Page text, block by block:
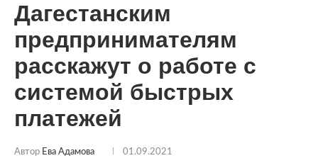
Дагестанским
предпринимателям
расскажут о работе с
системой быстрых
платежей
Автор Ева Адамова 01.09.2021